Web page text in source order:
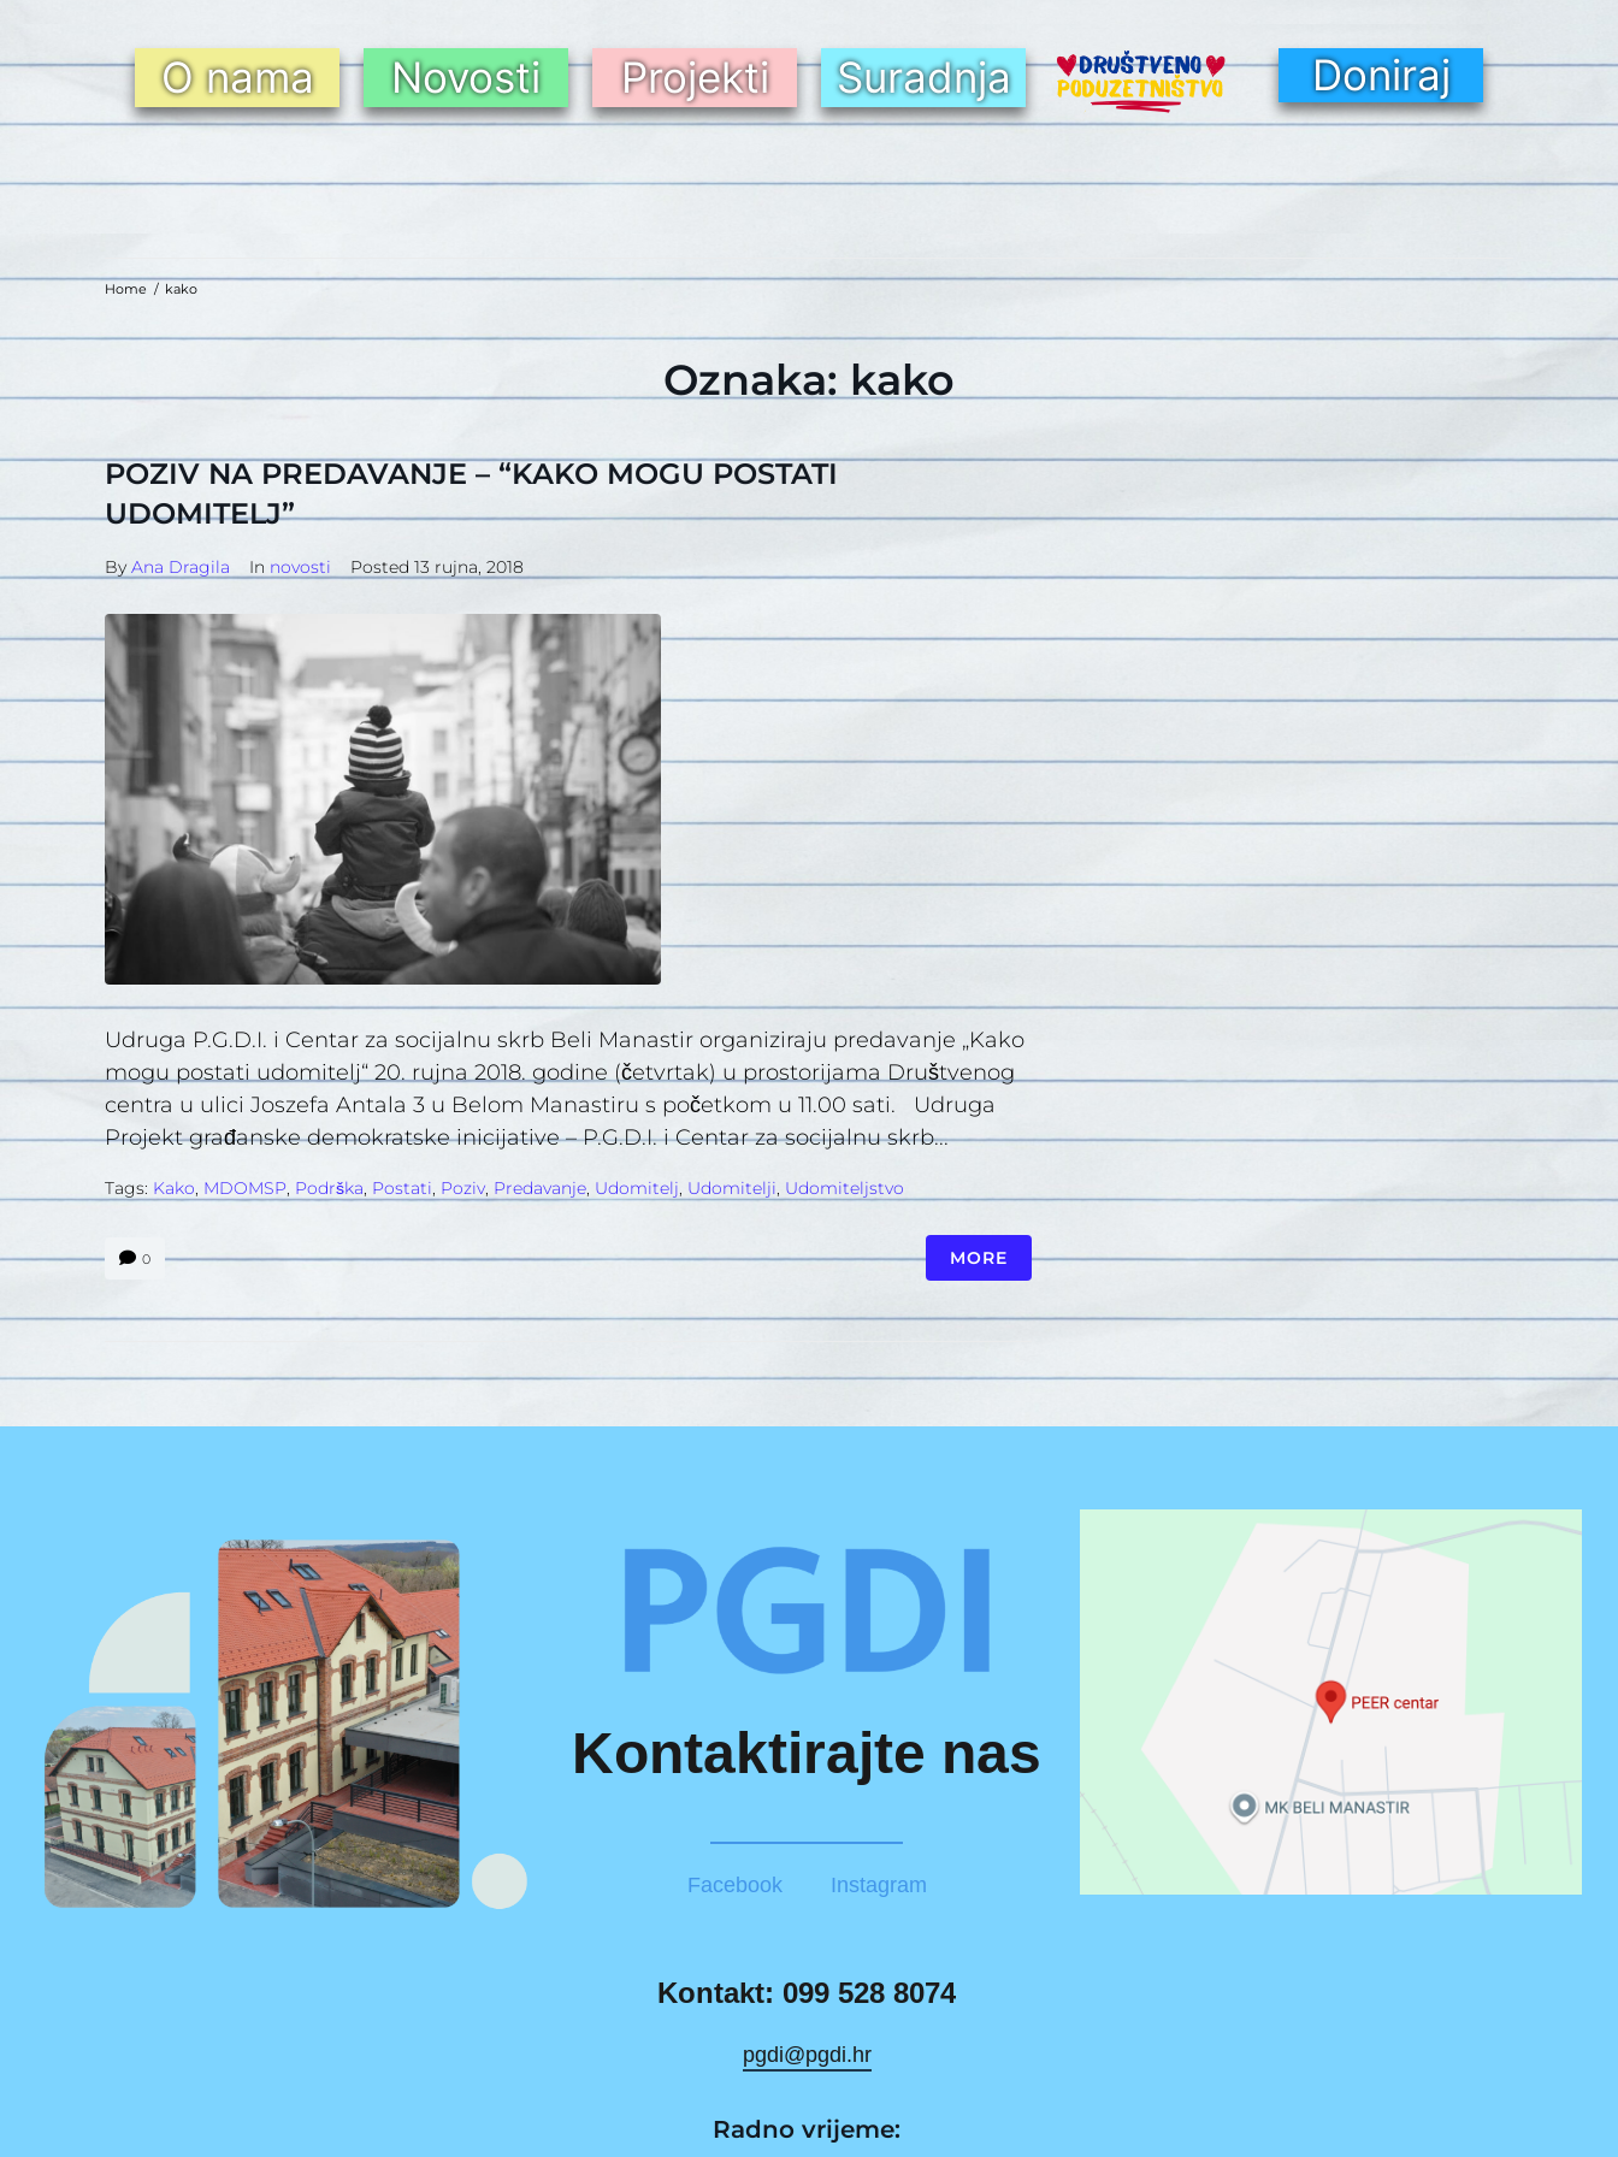
O nama Novosti Projekti Suradnja Doniraj
Home / kako
Oznaka: kako
POZIV NA PREDAVANJE – “KAKO MOGU POSTATI
UDOMITELJ”
By Ana Dragila In novosti Posted 13 rujna, 2018
Udruga P.G.D.I. i Centar za socijalnu skrb Beli Manastir organiziraju predavanje „Kako
mogu postati udomitelj“ 20. rujna 2018. godine (četvrtak) u prostorijama Društvenog
centra u ulici Joszefa Antala 3 u Belom Manastiru s početkom u 11.00 sati. Udruga
Projekt građanske demokratske inicijative – P.G.D.I. i Centar za socijalnu skrb...
Tags: Kako, MDOMSP, Podrška, Postati, Poziv, Predavanje, Udomitelj, Udomitelji, Udomiteljstvo
0 MORE
Kontaktirajte nas
Facebook Instagram
Kontakt: 099 528 8074
pgdi@pgdi.hr
Radno vrijeme: